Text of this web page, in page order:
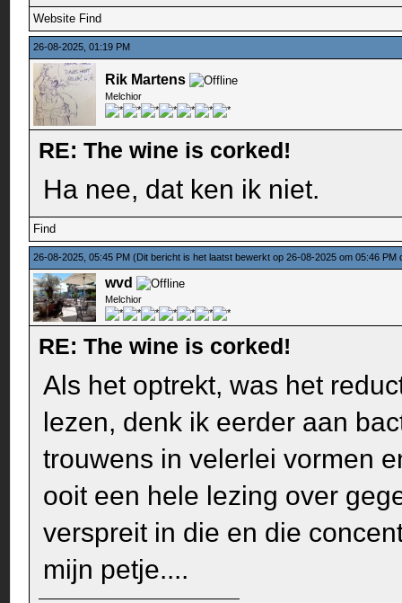
Website Find
26-08-2025, 01:19 PM
Rik Martens
Melchior
RE: The wine is corked!
Ha nee, dat ken ik niet.
Find
26-08-2025, 05:45 PM(Dit bericht is het laatst bewerkt op 26-08-2025 om 05:46 PM
wvd
Melchior
RE: The wine is corked!
Als het optrekt, was het
lezen, denk ik eerder aan
trouwens in velerlei vormen
ooit een hele lezing over
verspreit in die en die
mijn petje....